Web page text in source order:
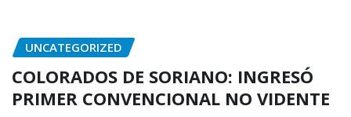
UNCATEGORIZED
COLORADOS DE SORIANO: INGRESÓ
PRIMER CONVENCIONAL NO VIDENTE